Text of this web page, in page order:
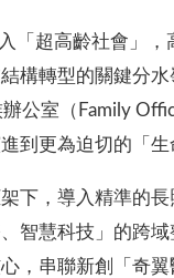
「超高齡社會」
構轉型的關鍵分
公室（Family
到更為迫切的「生
下，導入精準的
智慧科技」的跨
心，串聯新創「奇